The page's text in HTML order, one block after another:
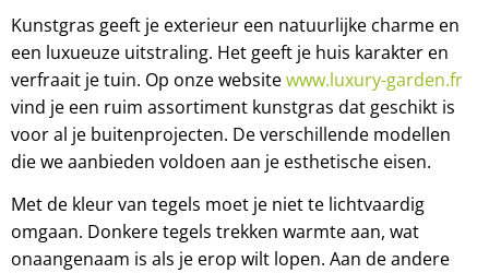
Kunstgras geeft je exterieur een natuurlijke charme en
een luxueuze uitstraling. Het geeft je huis karakter en
verfraait je tuin. Op onze websitewww.luxury-garden.fr
vind je een ruim assortiment kunstgras dat geschikt is
voor al je buitenprojecten. De verschillende modellen
die we aanbieden voldoen aan je esthetische eisen.
Met de kleur van tegels moet je niet te lichtvaardig
omgaan. Donkere tegels trekken warmte aan, wat
onaangenaam is als je erop wilt lopen. Aan de andere